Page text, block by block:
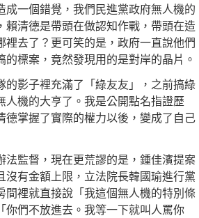
一個錯覺，我們民進黨政府無人機的
清德是帶頭在做認知作戰，帶頭在造
去了？更可笑的是，政府一直說他們
標案，竟然發現用的是對岸的晶片。
影子裡充滿了「綠友友」，之前搞綠
機的大亨了。我是公開點名指證歷
掌握了實際的權力以後，變成了自己
監督，現在更荒謬的是，鍾佳濱提案
有金額上限，立法院長韓國瑜進行黨
裡就直接說「我這個無人機的特別條
們不放進去。我等一下就叫人罵你